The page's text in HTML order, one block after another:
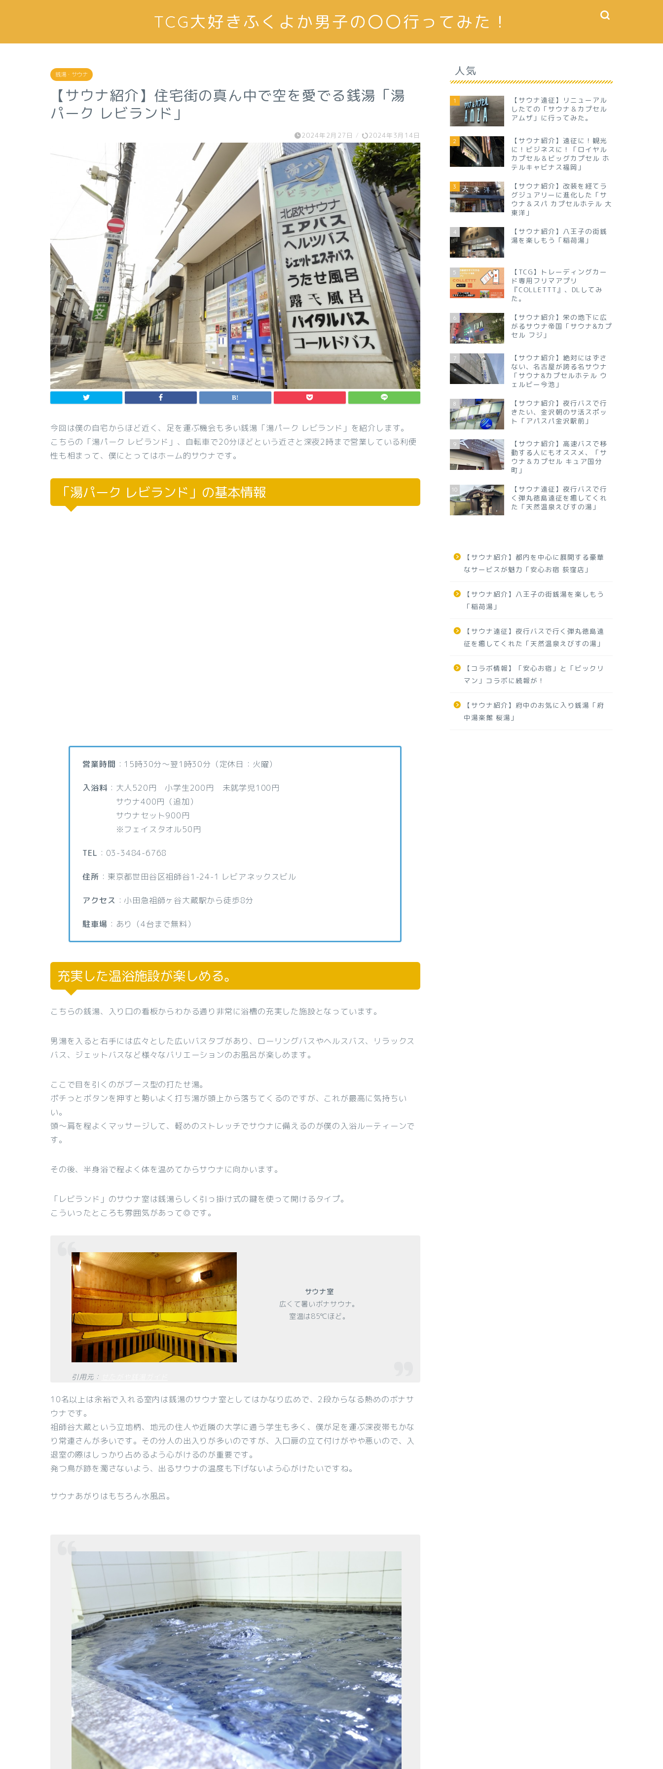
TCG大好きふくよか男子の〇〇行ってみた！
銭湯・サウナ
【サウナ紹介】住宅街の真ん中で空を愛でる銭湯「湯
パーク レビランド」
2024年2月27日 / 2024年3月14日
今回は僕の自宅からほど近く、足を運ぶ機会も多い銭湯「湯パーク レビランド」を紹介します。
こちらの「湯パーク レビランド」、自転車で20分ほどという近さと深夜2時まで営業している利便
性も相まって、僕にとってはホーム的サウナです。
「湯パーク レビランド」の基本情報
営業時間 ：15時30分～翌1時30分（定休日：火曜）
入浴料：大人520円 小学生200円 未就学児100円
サウナ400円（追加）
サウナセット900円
※フェイスタオル50円
TEL ：03-3484-6768
住所 ：東京都世田谷区祖師谷1-24-1 レビアネックスビル
アクセス ：小田急祖師ヶ谷大蔵駅から徒歩8分
駐車場 ：あり（4台まで無料）
充実した温浴施設が楽しめる。
こちらの銭湯、入り口の看板からわかる通り非常に浴槽の充実した施設となっています。
男湯を入ると右手には広々とした広いバスタブがあり、ローリングバスやヘルスバス、リラックス
バス、ジェットバスなど様々なバリエーションのお風呂が楽しめます。
ここで目を引くのがブース型の打たせ湯。
ポチっとボタンを押すと勢いよく打ち湯が頭上から落ちてくるのですが、これが最高に気持ちい
い。
頭～肩を程よくマッサージして、軽めのストレッチでサウナに備えるのが僕の入浴ルーティーンで
す。
その後、半身浴で程よく体を温めてからサウナに向かいます。
「レビランド」のサウナ室は銭湯らしく引っ掛け式の鍵を使って開けるタイプ。
こういったところも雰囲気があって◎です。
サウナ室
広くて暑いボナサウナ。
室温は85℃ほど。
引用元：
10名以上は余裕で入れる室内は銭湯のサウナ室としてはかなり広めで、2段からなる熱めのボナサ
ウナです。
祖師谷大蔵という立地柄、地元の住人や近隣の大学に通う学生も多く、僕が足を運ぶ深夜帯もかな
り常連さんが多いです。その分人の出入りが多いのですが、入口扉の立て付けがやや悪いので、入
退室の際はしっかり占めるよう心がけるのが重要です。
発つ鳥が跡を濁さないよう、出るサウナの温度も下げないよう心がけたいですね。
サウナあがりはもちろん水風呂。
人気
1
【サウナ遠征】リニューアル
したての「サウナ＆カプセル
アムザ」に行ってみた。
2
【サウナ紹介】遠征に！観光
に！ビジネスに！「ロイヤル
カプセル＆ビッグカプセル ホ
テルキャビナス福岡」
3
【サウナ紹介】改装を経てラ
グジュアリーに進化した「サ
ウナ＆スパ カプセルホテル 大
東洋」
4
【サウナ紹介】八王子の街銭
湯を楽しもう「稲荷湯」
5
【TCG】トレーディングカー
ド専用フリマアプリ
『COLLETTT』、DLしてみ
た。
6
【サウナ紹介】栄の地下に広
がるサウナ帝国「サウナ&カプ
セル フジ」
7
【サウナ紹介】絶対にはずさ
ない、名古屋が誇る名サウナ
「サウナ&カプセルホテル ウ
ェルビー今池」
8
【サウナ紹介】夜行バスで行
きたい、金沢朝のサ活スポッ
ト「アパスパ金沢駅前」
9
【サウナ紹介】高速バスで移
動する人にもオススメ、「サ
ウナ＆カプセル キュア国分
町」
10
【サウナ遠征】夜行バスで行
く弾丸徳島遠征を癒してくれ
た「天然温泉えびすの湯」
【サウナ紹介】都内を中心に展開する豪華
なサービスが魅力「安心お宿 荻窪店」
【サウナ紹介】八王子の街銭湯を楽しもう
「稲荷湯」
【サウナ遠征】夜行バスで行く弾丸徳島遠
征を癒してくれた「天然温泉えびすの湯」
【コラボ情報】「安心お宿」と「ビックリ
マン」コラボに続報が！
【サウナ紹介】府中のお気に入り銭湯「府
中湯楽館 桜湯」